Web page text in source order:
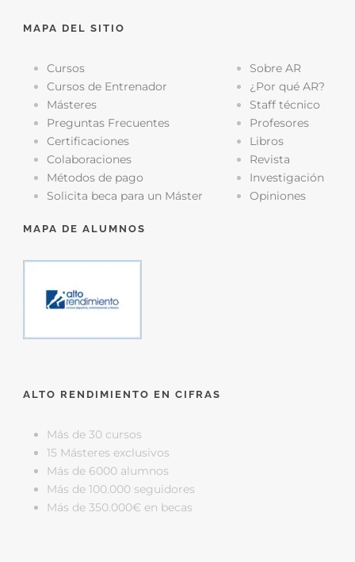
MAPA DEL SITIO
Cursos
Cursos de Entrenador
Másteres
Preguntas Frecuentes
Certificaciones
Colaboraciones
Métodos de pago
Solicita beca para un Máster
Sobre AR
¿Por qué AR?
Staff técnico
Profesores
Libros
Revista
Investigación
Opiniones
MAPA DE ALUMNOS
ALTO RENDIMIENTO EN CIFRAS
Más de 30 cursos
15 Másteres exclusivos
Más de 6000 alumnos
Más de 100.000 seguidores
Más de 350.000€ en becas